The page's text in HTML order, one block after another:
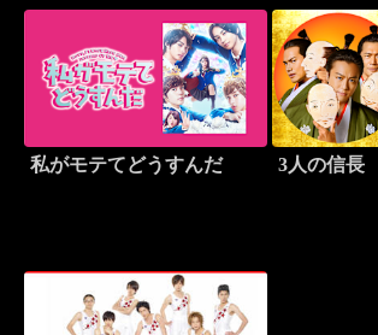
私がモテてどうすんだ 3人の信長